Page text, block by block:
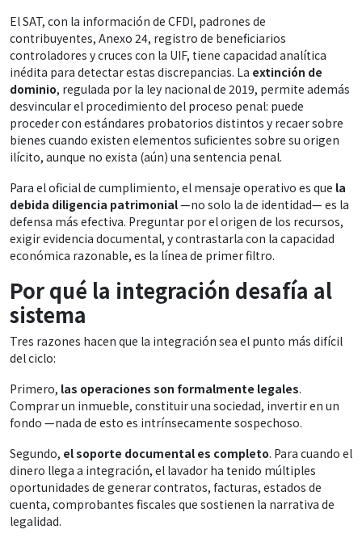
El SAT, con la información de CFDI, padrones de
contribuyentes, Anexo 24, registro de beneficiarios
controladores y cruces con la UIF, tiene capacidad analítica
inédita para detectar estas discrepancias. La extinción de
dominio, regulada por la ley nacional de 2019, permite además
desvincular el procedimiento del proceso penal: puede
proceder con estándares probatorios distintos y recaer sobre
bienes cuando existen elementos suficientes sobre su origen
ilícito, aunque no exista (aún) una sentencia penal.
Para el oficial de cumplimiento, el mensaje operativo es que la
debida diligencia patrimonial—no solo la de identidad— es la
defensa más efectiva. Preguntar por el origen de los recursos,
exigir evidencia documental, y contrastarla con la capacidad
económica razonable, es la línea de primer filtro.
Por qué la integración desafía al
sistema
Tres razones hacen que la integración sea el punto más difícil
del ciclo:
Primero, las operaciones son formalmente legales.
Comprar un inmueble, constituir una sociedad, invertir en un
fondo —nada de esto es intrínsecamente sospechoso.
Segundo, el soporte documental es completo. Para cuando el
dinero llega a integración, el lavador ha tenido múltiples
oportunidades de generar contratos, facturas, estados de
cuenta, comprobantes fiscales que sostienen la narrativa de
legalidad.